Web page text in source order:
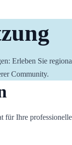
Erleben Sie
Community.
für Ihre